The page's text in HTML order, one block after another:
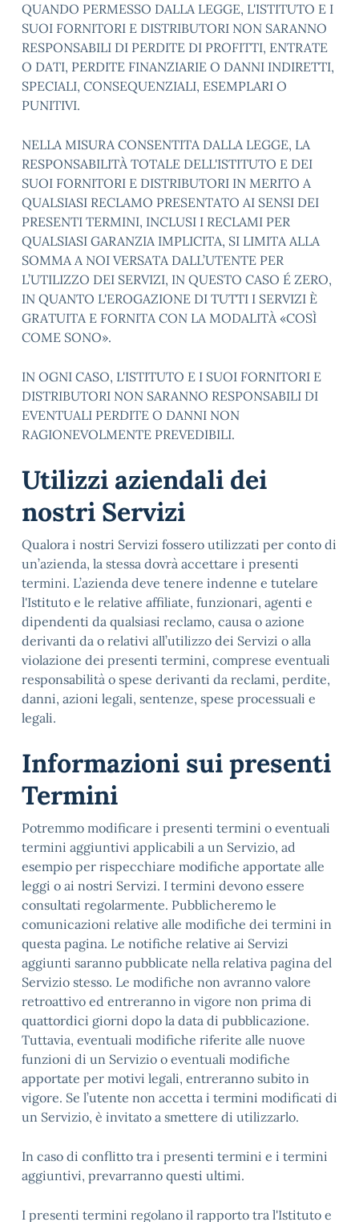
QUANDO PERMESSO DALLA LEGGE, L'ISTITUTO E I
SUOI FORNITORI E DISTRIBUTORI NON SARANNO
RESPONSABILI DI PERDITE DI PROFITTI, ENTRATE
O DATI, PERDITE FINANZIARIE O DANNI INDIRETTI,
SPECIALI, CONSEQUENZIALI, ESEMPLARI O
PUNITIVI.
NELLA MISURA CONSENTITA DALLA LEGGE, LA
RESPONSABILITÀ TOTALE DELL'ISTITUTO E DEI
SUOI FORNITORI E DISTRIBUTORI IN MERITO A
QUALSIASI RECLAMO PRESENTATO AI SENSI DEI
PRESENTI TERMINI, INCLUSI I RECLAMI PER
QUALSIASI GARANZIA IMPLICITA, SI LIMITA ALLA
SOMMA A NOI VERSATA DALL’UTENTE PER
L’UTILIZZO DEI SERVIZI, IN QUESTO CASO É ZERO,
IN QUANTO L'EROGAZIONE DI TUTTI I SERVIZI È
GRATUITA E FORNITA CON LA MODALITÀ «COSÌ
COME SONO».
IN OGNI CASO, L'ISTITUTO E I SUOI FORNITORI E
DISTRIBUTORI NON SARANNO RESPONSABILI DI
EVENTUALI PERDITE O DANNI NON
RAGIONEVOLMENTE PREVEDIBILI.
Utilizzi aziendali dei
nostri Servizi
Qualora i nostri Servizi fossero utilizzati per conto di
un’azienda, la stessa dovrà accettare i presenti
termini. L’azienda deve tenere indenne e tutelare
l'Istituto e le relative affiliate, funzionari, agenti e
dipendenti da qualsiasi reclamo, causa o azione
derivanti da o relativi all’utilizzo dei Servizi o alla
violazione dei presenti termini, comprese eventuali
responsabilità o spese derivanti da reclami, perdite,
danni, azioni legali, sentenze, spese processuali e
legali.
Informazioni sui presenti
Termini
Potremmo modificare i presenti termini o eventuali
termini aggiuntivi applicabili a un Servizio, ad
esempio per rispecchiare modifiche apportate alle
leggi o ai nostri Servizi. I termini devono essere
consultati regolarmente. Pubblicheremo le
comunicazioni relative alle modifiche dei termini in
questa pagina. Le notifiche relative ai Servizi
aggiunti saranno pubblicate nella relativa pagina del
Servizio stesso. Le modifiche non avranno valore
retroattivo ed entreranno in vigore non prima di
quattordici giorni dopo la data di pubblicazione.
Tuttavia, eventuali modifiche riferite alle nuove
funzioni di un Servizio o eventuali modifiche
apportate per motivi legali, entreranno subito in
vigore. Se l’utente non accetta i termini modificati di
un Servizio, è invitato a smettere di utilizzarlo.
In caso di conflitto tra i presenti termini e i termini
aggiuntivi, prevarranno questi ultimi.
I presenti termini regolano il rapporto tra l'Istituto e